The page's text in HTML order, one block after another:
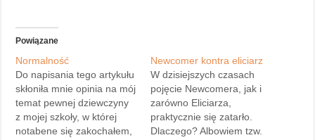
Powiązane
Normalność
Do napisania tego artykułu
skłoniła mnie opinia na mój
temat pewnej dziewczyny
z mojej szkoły, w której
notabene się zakochałem,
Newcomer kontra eliciarz
W dzisiejszych czasach
pojęcie Newcomera, jak i
zarówno Eliciarza,
praktycznie się zatarło.
Dlaczego? Albowiem tzw.